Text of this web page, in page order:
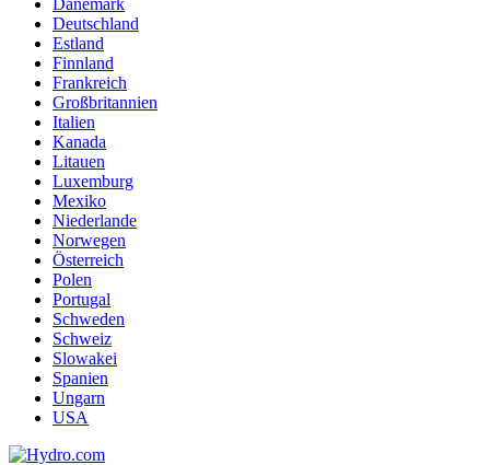
Dänemark
Deutschland
Estland
Finnland
Frankreich
Großbritannien
Italien
Kanada
Litauen
Luxemburg
Mexiko
Niederlande
Norwegen
Österreich
Polen
Portugal
Schweden
Schweiz
Slowakei
Spanien
Ungarn
USA